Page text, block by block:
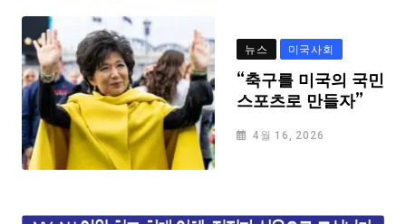
뉴스 미국사회
“축구를 미국의 국민
스포츠로 만들자”
4월 16, 2026